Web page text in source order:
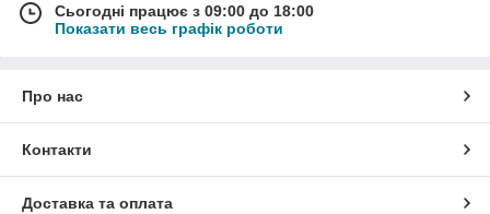
Сьогодні працює з 09:00 до 18:00
Показати весь графік роботи
Про нас
Контакти
Доставка та оплата